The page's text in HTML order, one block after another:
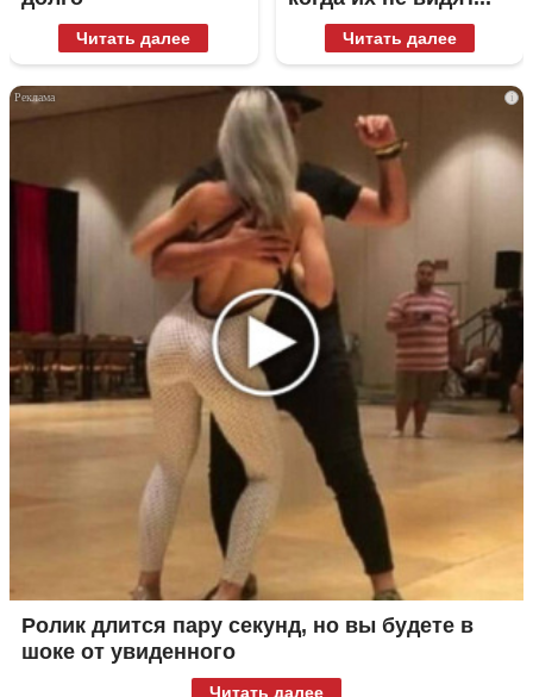
Читать далее Читать далее
i
Ролик длится пару секунд, но вы будете в
шоке от увиденного
Читать далее